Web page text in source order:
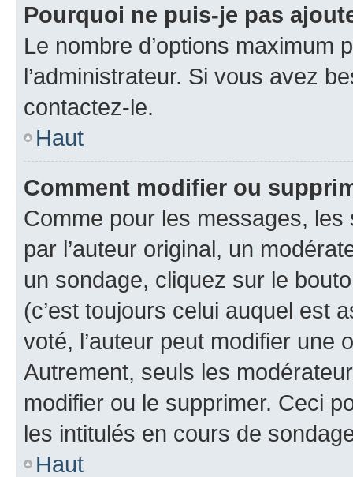
Pourquoi ne puis-je pas
Le nombre d’options maximum
l’administrateur. Si vous avez
contactez-le.
Haut
Comment modifier ou
Comme pour les messages,
par l’auteur original, un
un sondage, cliquez sur le
(c’est toujours celui auquel est
voté, l’auteur peut modifier une
Autrement, seuls les
modifier ou le supprimer. Ceci
les intitulés en cours de
Haut